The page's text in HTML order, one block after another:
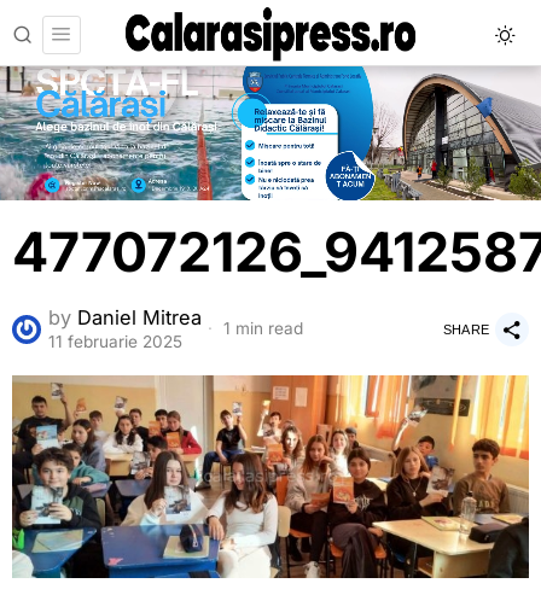
by Daniel Mitrea
11 februarie 2025
1 min read SHARE